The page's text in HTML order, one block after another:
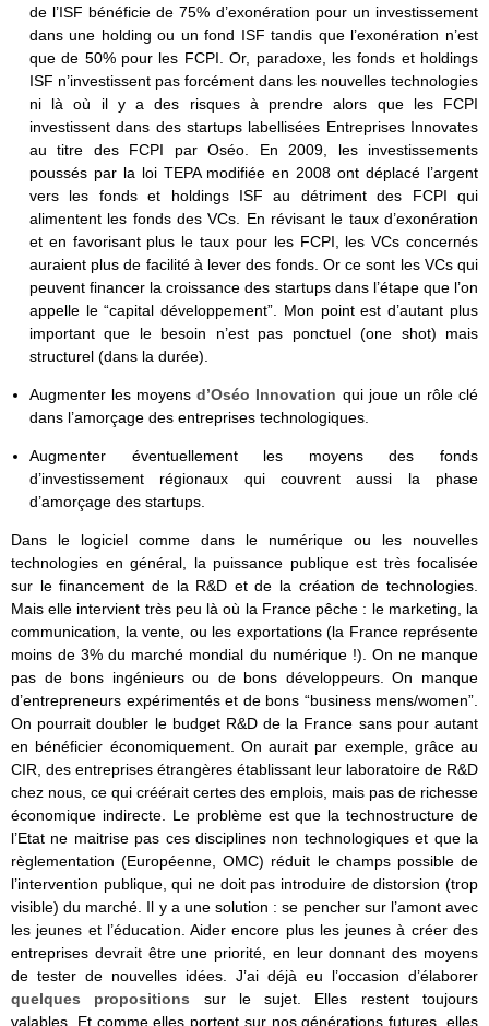
de l’ISF bénéficie de 75% d’exonération pour un investissement
dans une holding ou un fond ISF tandis que l’exonération n’est
que de 50% pour les FCPI. Or, paradoxe, les fonds et holdings
ISF n’investissent pas forcément dans les nouvelles technologies
ni là où il y a des risques à prendre alors que les FCPI
investissent dans des startups labellisées Entreprises Innovates
au titre des FCPI par Oséo. En 2009, les investissements
poussés par la loi TEPA modifiée en 2008 ont déplacé l’argent
vers les fonds et holdings ISF au détriment des FCPI qui
alimentent les fonds des VCs. En révisant le taux d’exonération
et en favorisant plus le taux pour les FCPI, les VCs concernés
auraient plus de facilité à lever des fonds. Or ce sont les VCs qui
peuvent financer la croissance des startups dans l’étape que l’on
appelle le “capital développement”. Mon point est d’autant plus
important que le besoin n’est pas ponctuel (one shot) mais
structurel (dans la durée).
Augmenter les moyensd’Oséo Innovation qui joue un rôle clé
dans l’amorçage des entreprises technologiques.
Augmenter éventuellement les moyens des fonds
d’investissement régionaux qui couvrent aussi la phase
d’amorçage des startups.
Dans le logiciel comme dans le numérique ou les nouvelles
technologies en général, la puissance publique est très focalisée
sur le financement de la R&D et de la création de technologies.
Mais elle intervient très peu là où la France pêche : le marketing, la
communication, la vente, ou les exportations (la France représente
moins de 3% du marché mondial du numérique !). On ne manque
pas de bons ingénieurs ou de bons développeurs. On manque
d’entrepreneurs expérimentés et de bons “business mens/women”.
On pourrait doubler le budget R&D de la France sans pour autant
en bénéficier économiquement. On aurait par exemple, grâce au
CIR, des entreprises étrangères établissant leur laboratoire de R&D
chez nous, ce qui créérait certes des emplois, mais pas de richesse
économique indirecte. Le problème est que la technostructure de
l’Etat ne maitrise pas ces disciplines non technologiques et que la
règlementation (Européenne, OMC) réduit le champs possible de
l’intervention publique, qui ne doit pas introduire de distorsion (trop
visible) du marché. Il y a une solution : se pencher sur l’amont avec
les jeunes et l’éducation. Aider encore plus les jeunes à créer des
entreprises devrait être une priorité, en leur donnant des moyens
de tester de nouvelles idées. J’ai déjà eu l’occasion d’élaborer
quelques propositions sur le sujet. Elles restent toujours
valables. Et comme elles portent sur nos générations futures, elles